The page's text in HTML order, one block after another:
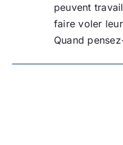
peuvent
faire voler
Quand